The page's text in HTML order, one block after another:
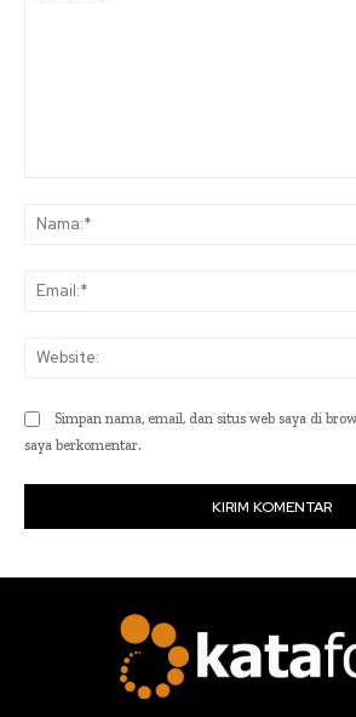
Simpan nama, email, dan situs web saya di
saya berkomentar.